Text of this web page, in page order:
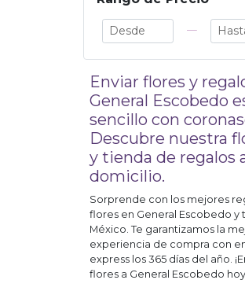
—
Enviar flores y
General Escobedo
sencillo con
Descubre nuestra
y tienda de regalos
domicilio.
Sorprende con los mejores
flores en General Escobedo y
México. Te garantizamos la
experiencia de compra con
express los 365 días del año.
flores a General Escobedo